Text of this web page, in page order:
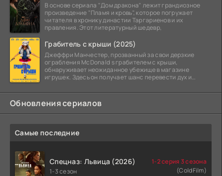
В основе сериала "Дом дракона" лежит грандиозное
произведение "Пламя и кровь", которое погружает
читателя в хронику династии Таргариенов и их
правления. Этот литературный шедевр,
Грабитель с крыши (2025)
Джеффри Манчестер, прозванный за свои дерзкие
ограбления McDonald s грабителем с крыши,
обнаруживает неожиданное убежище в магазине
игрушек. Здесь он получает шанс перевести дух и
Обновления сериалов
Самые последние
Спецназ: Львица (2026)
1-3 сезон
1-2 серия 3 сезона
(ColdFilm)